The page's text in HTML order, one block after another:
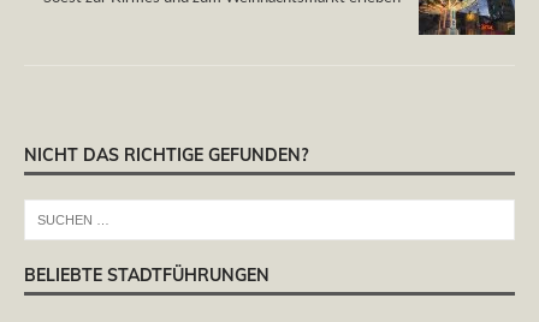
NICHT DAS RICHTIGE GEFUNDEN?
BELIEBTE STADTFÜHRUNGEN